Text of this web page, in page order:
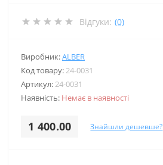
Відгуки: (0)
Виробник:ALBER
Код товару:24-0031
Артикул:24-0031
Наявність: Немає в наявності
1 400.00 Знайшли дешевше?